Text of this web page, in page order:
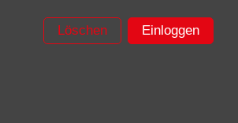
Löschen Einloggen